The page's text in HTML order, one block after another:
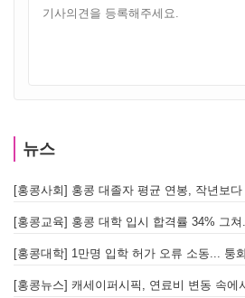
뉴스
[홍콩교육] 홍콩 대학 입시 합격률 34% 그
[홍콩대학] 1만명 입학 허가 오류 소동... 퉁